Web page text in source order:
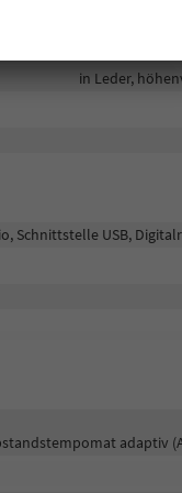
in Leder,
Schnittstelle USB,
adaptiv